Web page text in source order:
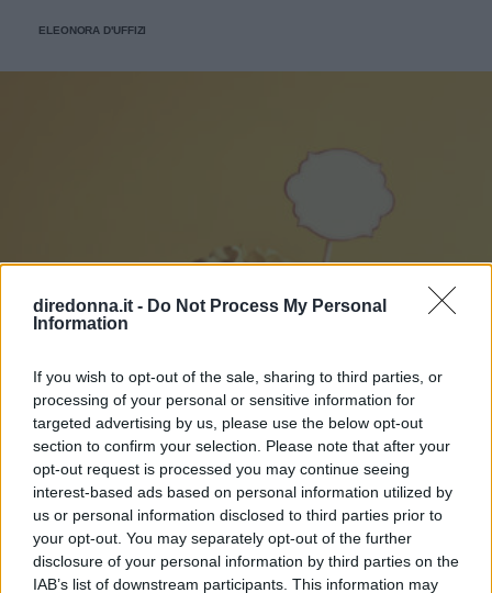
diredonna.it - Do Not Process My Personal
Information
If you wish to opt-out of the sale, sharing to third parties, or
processing of your personal or sensitive information for
targeted advertising by us, please use the below opt-out
section to confirm your selection. Please note that after your
opt-out request is processed you may continue seeing
interest-based ads based on personal information utilized by
us or personal information disclosed to third parties prior to
your opt-out. You may separately opt-out of the further
disclosure of your personal information by third parties on the
IAB’s list of downstream participants. This information may
ELEONORA D'UFFIZI